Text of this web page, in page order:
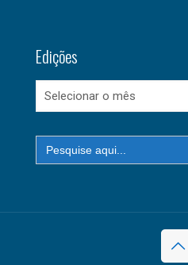
Edições
Edições
Search
for: